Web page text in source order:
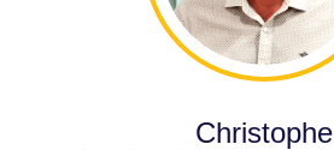
Christophe